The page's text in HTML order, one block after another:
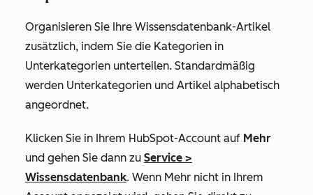
Organisieren Sie Ihre Wissensdatenbank-Artikel
zusätzlich, indem Sie die Kategorien in
Unterkategorien unterteilen. Standardmäßig
werden Unterkategorien und Artikel alphabetisch
angeordnet.
Klicken Sie in Ihrem HubSpot-Account auf Mehr
und gehen Sie dann zu Service >
Wissensdatenbank. Wenn Mehr nicht in Ihrem